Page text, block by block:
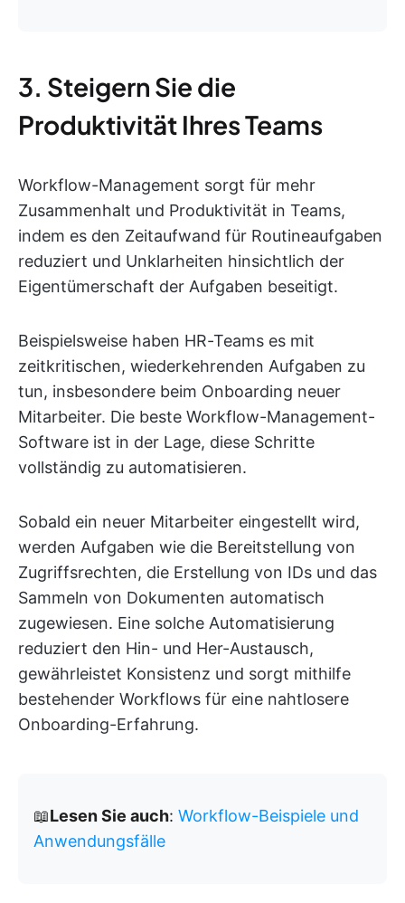
3. Steigern Sie die
Produktivität Ihres Teams
Workflow-Management sorgt für mehr
Zusammenhalt und Produktivität in Teams,
indem es den Zeitaufwand für Routineaufgaben
reduziert und Unklarheiten hinsichtlich der
Eigentümerschaft der Aufgaben beseitigt.
Beispielsweise haben HR-Teams es mit
zeitkritischen, wiederkehrenden Aufgaben zu
tun, insbesondere beim Onboarding neuer
Mitarbeiter. Die beste Workflow-Management-
Software ist in der Lage, diese Schritte
vollständig zu automatisieren.
Sobald ein neuer Mitarbeiter eingestellt wird,
werden Aufgaben wie die Bereitstellung von
Zugriffsrechten, die Erstellung von IDs und das
Sammeln von Dokumenten automatisch
zugewiesen. Eine solche Automatisierung
reduziert den Hin- und Her-Austausch,
gewährleistet Konsistenz und sorgt mithilfe
bestehender Workflows für eine nahtlosere
Onboarding-Erfahrung.
📖Lesen Sie auch: Workflow-Beispiele und
Anwendungsfälle